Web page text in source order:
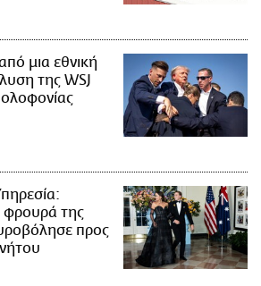
μια εθνική
της WSJ
φρουρά της
προς